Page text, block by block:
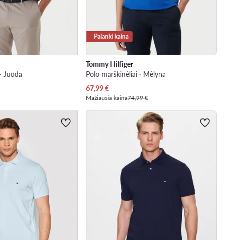
Juoda
Palanki kaina
Tommy Hilfiger
Polo marškinėliai · Mėlyna
Dabartinė kaina
67,99€
Mažiausia kaina74,99 €